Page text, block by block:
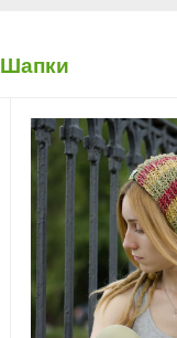
Шапки